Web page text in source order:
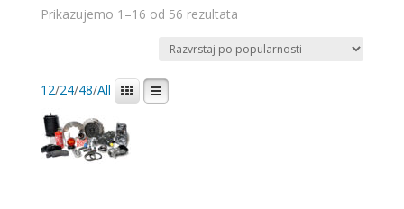
Prikazujemo 1–16 od 56 rezultataPoredano
popularnosti
12/24/48/All